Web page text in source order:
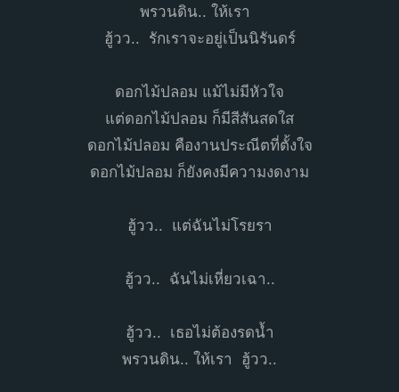
พรวนดิน.. ให้เรา
ฮู้วว.. รักเราจะอยู่เป็นนิรันดร์
ดอกไม้ปลอม แม้ไม่มีหัวใจ
แต่ดอกไม้ปลอม ก็มีสีสันสดใส
ดอกไม้ปลอม คืองานประณีตที่ตั้งใจ
ดอกไม้ปลอม ก็ยังคงมีความงดงาม
ฮู้วว.. แต่ฉันไม่โรยรา
ฮู้วว.. ฉันไม่เหี่ยวเฉา..
ฮู้วว.. เธอไม่ต้องรดน้ำ
พรวนดิน.. ให้เรา ฮู้วว..